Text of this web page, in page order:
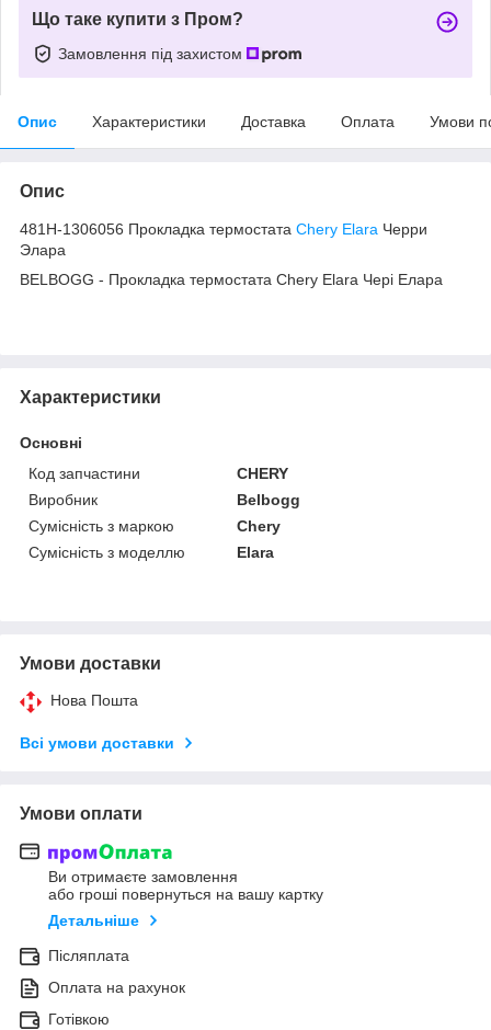
Що таке купити з Пром?
Замовлення під захистом
Опис Характеристики Доставка Оплата Умови
Опис
481H-1306056 Прокладка термостата Chery Elara Черри
Элара
BELBOGG - Прокладка термостата Chery Elara Чері Елара
Характеристики
Основні
Код запчастини
CHERY
Виробник
Belbogg
Сумісність з маркою
Chery
Сумісність з моделлю
Elara
Умови доставки
Нова Пошта
Всі умови доставки
Умови оплати
Ви отримаєте замовлення
або гроші повернуться на вашу картку
Детальніше
Післяплата
Оплата на рахунок
Готівкою